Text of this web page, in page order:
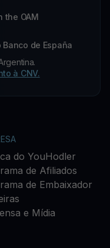
the OAM
Banco de España
à CNV.
do YouHodler
de Afiliados
de Embaixador
e Mídia